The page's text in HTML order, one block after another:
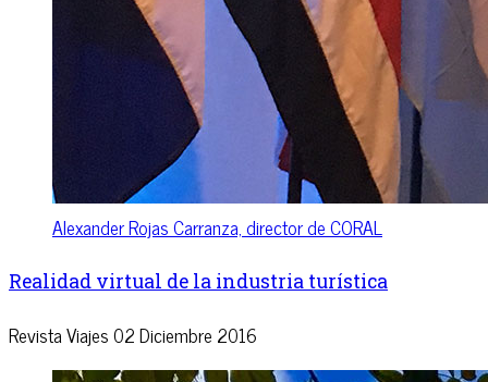
Alexander Rojas Carranza, director de CORAL
Realidad virtual de la industria turística
Revista Viajes02 Diciembre 2016